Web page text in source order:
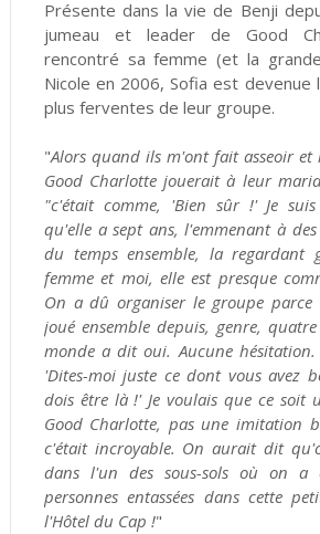
Présente dans la vie de Benji
jumeau et leader de Good
rencontré sa femme (et la
Nicole en 2006, Sofia est devenue
plus ferventes de leur groupe.
"Alors quand ils m'ont fait asseoir et
Good Charlotte jouerait à leur
"c'était comme, 'Bien sûr !' Je
qu'elle a sept ans, l'emmenant à
du temps ensemble, la regardant
femme et moi, elle est presque
On a dû organiser le groupe
joué ensemble depuis, genre,
monde a dit oui. Aucune hésitation.
'Dites-moi juste ce dont vous avez
dois être là !' Je voulais que ce soit
Good Charlotte, pas une imitation
c'était incroyable. On aurait dit
dans l'un des sous-sols où on a
personnes entassées dans cette
l'Hôtel du Cap !"